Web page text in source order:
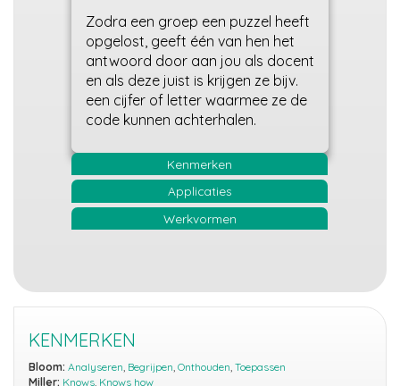
Zodra een groep een puzzel heeft
opgelost, geeft één van hen het
antwoord door aan jou als docent
en als deze juist is krijgen ze bijv.
een cijfer of letter waarmee ze de
code kunnen achterhalen.
Kenmerken
Applicaties
Werkvormen
KENMERKEN
Bloom: Analyseren Begrijpen Onthouden Toepassen
Miller: Knows Knows how